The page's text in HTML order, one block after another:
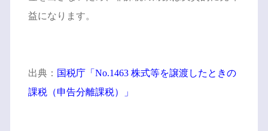
益になります。
出典： 国税庁「No.1463 株式等を譲渡したときの
課税（申告分離課税）」